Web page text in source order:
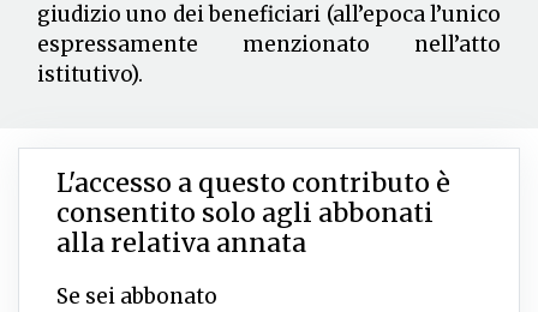
giudizio uno dei beneficiari (all’epoca l’unico
espressamente menzionato nell’atto
istitutivo).
L'accesso a questo contributo è
consentito solo agli abbonati
alla relativa annata
Se sei abbonato